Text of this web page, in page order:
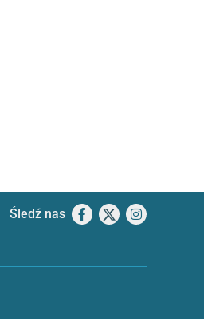
Śledź nas Facebook
X Instagram